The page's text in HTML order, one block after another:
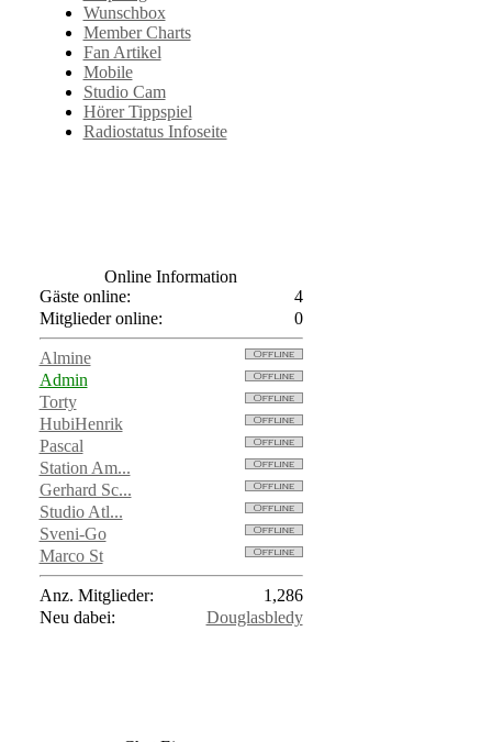
Wunschbox
Member Charts
Fan Artikel
Mobile
Studio Cam
Hörer Tippspiel
Radiostatus Infoseite
Online Information
Gäste online:
4
Mitglieder online:
0
Almine
Admin
Torty
HubiHenrik
Pascal
Station Am...
Gerhard Sc...
Studio Atl...
Sveni-Go
Marco St
Anz. Mitglieder:
1,286
Neu dabei:
Douglasbledy